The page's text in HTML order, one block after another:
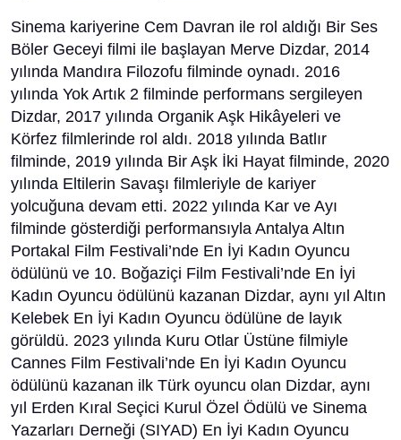
Sinema kariyerine Cem Davran ile rol aldığı Bir Ses
Böler Geceyi filmi ile başlayan Merve Dizdar, 2014
yılında Mandıra Filozofu filminde oynadı. 2016
yılında Yok Artık 2 filminde performans sergileyen
Dizdar, 2017 yılında Organik Aşk Hikâyeleri ve
Körfez filmlerinde rol aldı. 2018 yılında Batlır
filminde, 2019 yılında Bir Aşk İki Hayat filminde, 2020
yılında Eltilerin Savaşı filmleriyle de kariyer
yolcuğuna devam etti. 2022 yılında Kar ve Ayı
filminde gösterdiği performansıyla Antalya Altın
Portakal Film Festivali’nde En İyi Kadın Oyuncu
ödülünü ve 10. Boğaziçi Film Festivali’nde En İyi
Kadın Oyuncu ödülünü kazanan Dizdar, aynı yıl Altın
Kelebek En İyi Kadın Oyuncu ödülüne de layık
görüldü. 2023 yılında Kuru Otlar Üstüne filmiyle
Cannes Film Festivali’nde En İyi Kadın Oyuncu
ödülünü kazanan ilk Türk oyuncu olan Dizdar, aynı
yıl Erden Kıral Seçici Kurul Özel Ödülü ve Sinema
Yazarları Derneği (SIYAD) En İyi Kadın Oyuncu